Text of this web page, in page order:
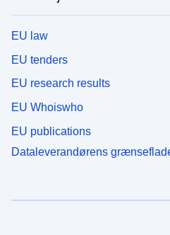
EU law
EU tenders
EU research results
EU Whoiswho
EU publications
Dataleverandørens